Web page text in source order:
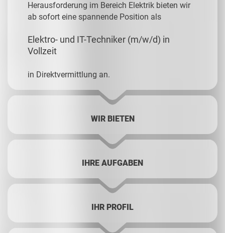
Herausforderung im Bereich Elektrik bieten wir
ab sofort eine spannende Position als
Elektro- und IT-Techniker (m/w/d) in
Vollzeit
in Direktvermittlung an.
WIR BIETEN
IHRE AUFGABEN
IHR PROFIL